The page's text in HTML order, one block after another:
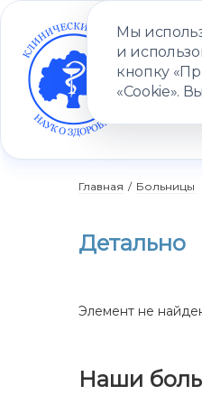
Мы
и
кнопку
«Cookie».
Главная / Больницы
Детально
Элемент не
Наши